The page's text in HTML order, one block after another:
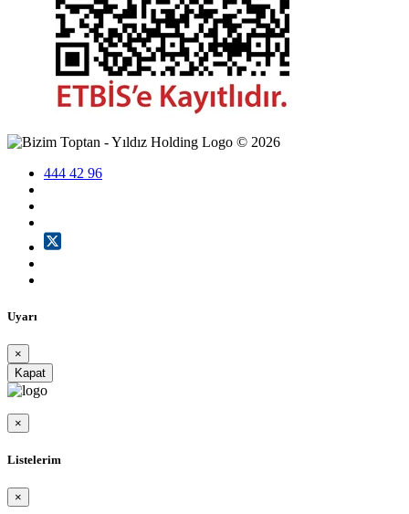
© 2026
444 42 96
Uyarı
×
Kapat
×
Listelerim
×